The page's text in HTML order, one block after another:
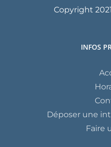
Copyright
INFOS
Déposer une
Faire